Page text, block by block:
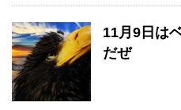
11月9日は
だぜ